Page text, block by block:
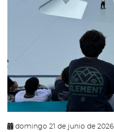
domingo 21 de junio de 2026